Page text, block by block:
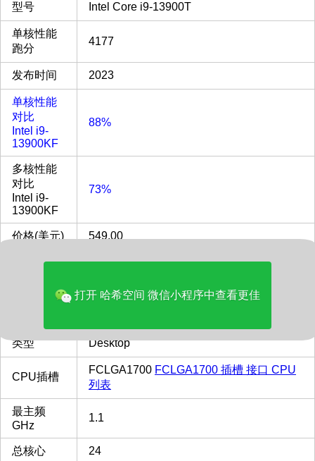
型号 Intel Core i9-13900T
单核性能
跑分
4177
发布时间 2023
单核性能
对比
Intel i9-
13900KF
88%
多核性能
对比
Intel i9-
13900KF
73%
价格(美元) 549.00
Intel
多核评分 44273
类型 Desktop
CPU插槽
FCLGA1700 FCLGA1700 插槽 接口 CPU
列表
最主频
GHz
1.1
总核心 24
打开 哈希空间 微信小程序中查看更佳